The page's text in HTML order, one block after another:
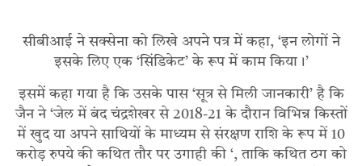
सीबीआई ने सक्सेना को लिखे अपने पत्र में कहा, ‘इन लोगों ने
इसके लिए एक ‘सिंडिकेट’ के रूप में काम किया।’
इसमें कहा गया है कि उसके पास ‘सूत्र से मिली जानकारी’ है कि
जैन ने ‘जेल में बंद चंद्रशेखर से 2018-21 के दौरान विभिन्न किस्तों
में खुद या अपने साथियों के माध्यम से संरक्षण राशि के रूप में 10
करोड़ रुपये की कथित तौर पर उगाही की ‘, ताकि कथित ठग को